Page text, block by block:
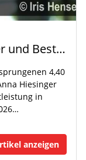
Anna Hiesinger: Mit DM-Silber und Bestleistung zur U20-WM
4,40
Hiesinger
in
anzeigen